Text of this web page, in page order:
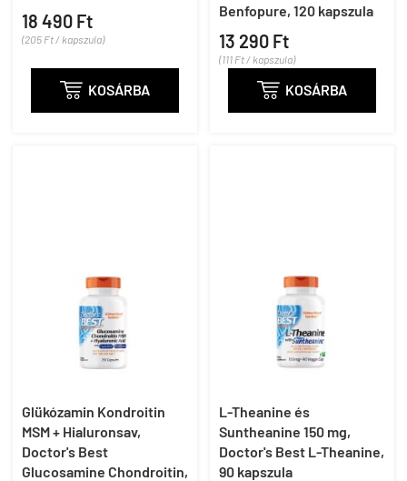
18 490 Ft
(205 Ft / kapszula)
 KOSÁRBA
Benfopure, 120 kapszula
13 290 Ft
(111 Ft / kapszula)
 KOSÁRBA
Glükózamin Kondroitin
MSM + Hialuronsav,
Doctor's Best
Glucosamine Chondroitin,
L-Theanine és
Suntheanine 150 mg,
Doctor's Best L-Theanine,
90 kapszula